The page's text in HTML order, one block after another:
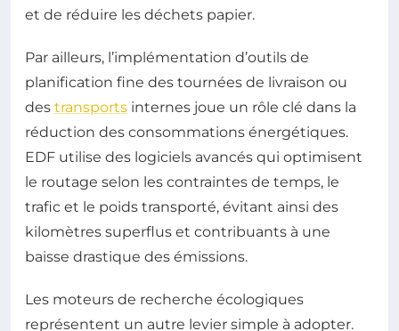
et de réduire les déchets papier.
Par ailleurs, l’implémentation d’outils de
planification fine des tournées de livraison ou
des transports internes joue un rôle clé dans la
réduction des consommations énergétiques.
EDF utilise des logiciels avancés qui optimisent
le routage selon les contraintes de temps, le
trafic et le poids transporté, évitant ainsi des
kilomètres superflus et contribuants à une
baisse drastique des émissions.
Les moteurs de recherche écologiques
représentent un autre levier simple à adopter.